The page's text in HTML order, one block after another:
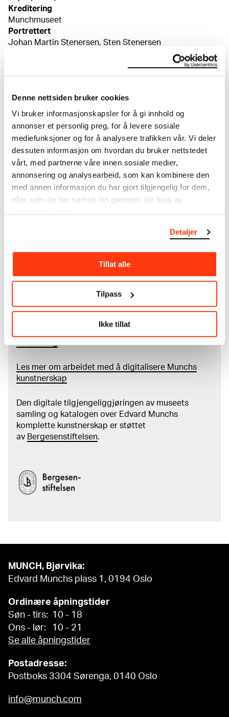
Denne nettsiden bruker cookies
Vi bruker informasjonskapsler for å gi innhold og
annonser et personlig preg, for å levere sosiale
mediefunksjoner og for å analysere trafikken vår. Vi deler
dessuten informasjon om hvordan du bruker nettstedet
vårt, med partnerne våre innen sosiale medier,
annonsering og analysearbeid, som kan kombinere den
med annen informasjon du har gjort tilgjengelig for dem,
eller som de har samlet inn gjennom din bruk av
Detaljer
Tillat alle
Tilpass
Ikke tillat
Kreditering
Munchmuseet
Portrettert
Johan Martin Stenersen, Sten Stenersen
166 / ill. s. 278
Om verkskatalogen
I verkskatalogen kan du søke i hele Edvard Munchs
kunstnerskap. Verkskatalogen utbedres jevnlig i
samsvar med den nyeste forskningen. Vi tar
forbehold om at feil kan forekomme.
MUNCHs samling består av over 42 000 unike
museumsobjekter, inkludert nærmere 27 000 unike
testamenterte til Oslo
samling
kreditering
Les mer om arbeidet med å digitalisere Munchs
kunstnerskap
Den digitale tilgjengeliggjøringen av museets
samling og katalogen over Edvard Munchs
komplette kunstnerskap er støttet
av Bergesenstiftelsen.
MUNCH, Bjørvika:
Edvard Munchs plass 1, 0194 Oslo
Ordinære åpningstider
Søn - tirs: 10 - 18
Ons - lør: 10 - 21
Se alle åpningstider
Postadresse:
Postboks 3304 Sørenga, 0140 Oslo
info@munch.com